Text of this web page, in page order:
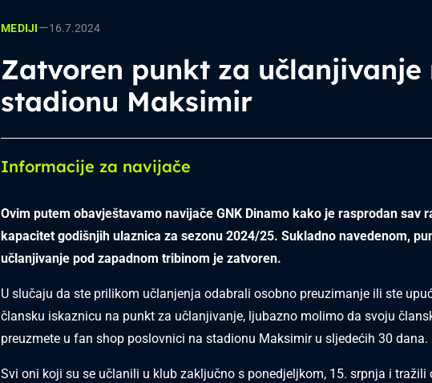
MEDIJI—16.7.2024
Zatvoren punkt za učlanjivanje
stadionu Maksimir
Informacije za navijače
Ovim putem obavještavamo navijače GNK Dinamo kako je rasprodan sav
kapacitet godišnjih ulaznica za sezonu 2024/25. Sukladno navedenom,
učlanjivanje pod zapadnom tribinom je zatvoren.
U slučaju da ste prilikom učlanjenja odabrali osobno preuzimanje ili ste
člansku iskaznicu na punkt za učlanjivanje, ljubazno molimo da svoju
preuzmete u fan shop poslovnici na stadionu Maksimir u sljedećih 30 dana.
Svi oni koji su se učlanili u klub zaključno s ponedjeljkom, 15. srpnja i tražili